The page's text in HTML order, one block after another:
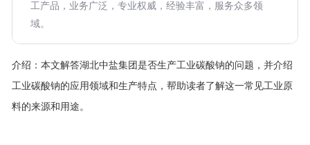
工产品，业务广泛，专业权威，经验丰富，服务众多领
域。
介绍： 本文解答湖北中盐集团是否生产工业碳酸钠的问题，并介绍
工业碳酸钠的应用领域和生产特点，帮助读者了解这一常见工业原
料的来源和用途。